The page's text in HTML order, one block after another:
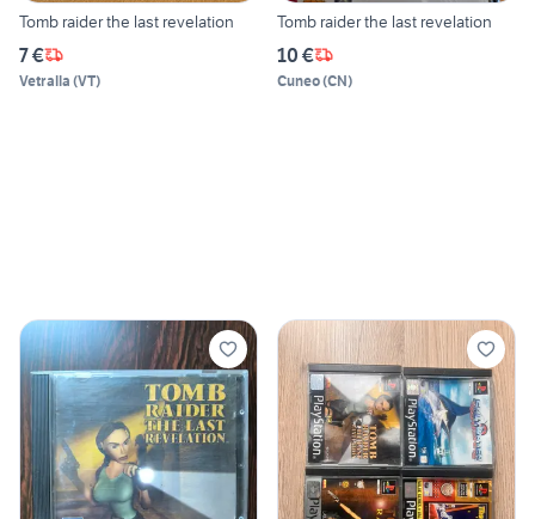
Tomb raider the last revelation
7 €
Vetralla (VT)
Tomb raider the last revelation
10 €
Cuneo(CN)